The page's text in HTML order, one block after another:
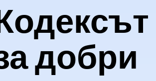
добри